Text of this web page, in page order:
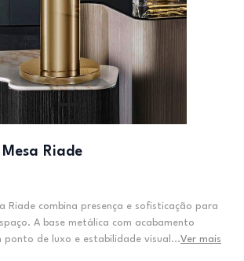
Riade
Riade combina presença e sofisticação para
A base metálica com acabamento
ponto de luxo e estabilidade visual...Ver mais